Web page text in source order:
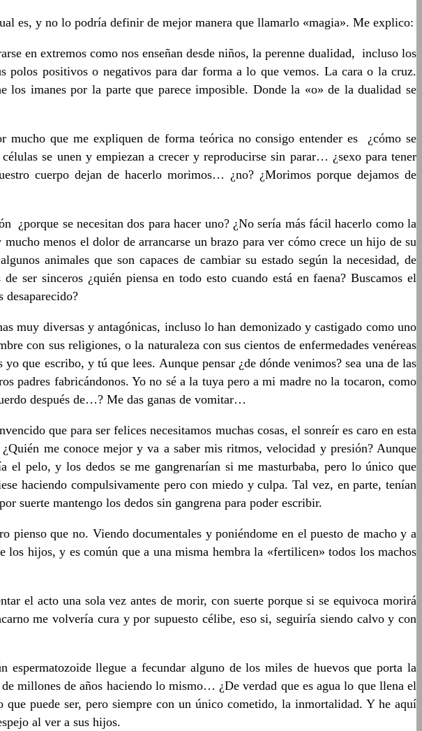
es, y no lo podría definir de mejor manera que llamarlo «magia». Me explico:
en extremos como nos enseñan desde niños, la perenne dualidad, incluso los
positivos o negativos para dar forma a lo que vemos. La cara o la cruz.
los imanes por la parte que parece imposible. Donde la «o» de la dualidad se
que me expliquen de forma teórica no consigo entender es ¿cómo se
se unen y empiezan a crecer y reproducirse sin parar… ¿sexo para tener
cuerpo dejan de hacerlo morimos… ¿no? ¿Morimos porque dejamos de
¿porque se necesitan dos para hacer uno? ¿No sería más fácil hacerlo como la
menos el dolor de arrancarse un brazo para ver cómo crece un hijo de su
animales que son capaces de cambiar su estado según la necesidad, de
ser sinceros ¿quién piensa en todo esto cuando está en faena? Buscamos el
muy diversas y antagónicas, incluso lo han demonizado y castigado como uno
con sus religiones, o la naturaleza con sus cientos de enfermedades venéreas
que escribo, y tú que lees. Aunque pensar ¿de dónde venimos? sea una de las
padres fabricándonos. Yo no sé a la tuya pero a mi madre no la tocaron, como
después de…? Me das ganas de vomitar…
que para ser felices necesitamos muchas cosas, el sonreír es caro en esta
me conoce mejor y va a saber mis ritmos, velocidad y presión? Aunque
el pelo, y los dedos se me gangrenarían si me masturbaba, pero lo único que
haciendo compulsivamente pero con miedo y culpa. Tal vez, en parte, tenían
suerte mantengo los dedos sin gangrena para poder escribir.
pienso que no. Viendo documentales y poniéndome en el puesto de macho y a
hijos, y es común que a una misma hembra la «fertilicen» todos los machos
el acto una sola vez antes de morir, con suerte porque si se equivoca morirá
me volvería cura y por supuesto célibe, eso si, seguiría siendo calvo y con
espermatozoide llegue a fecundar alguno de los miles de huevos que porta la
millones de años haciendo lo mismo… ¿De verdad que es agua lo que llena el
puede ser, pero siempre con un único cometido, la inmortalidad. Y he aquí
al ver a sus hijos.